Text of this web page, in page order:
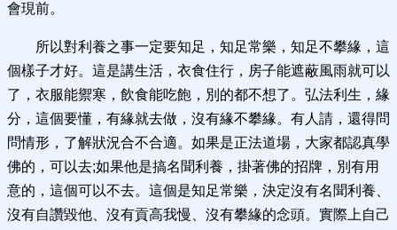
會現前。
所以對利養之事一定要知足，知足常樂，知足不攀緣，這
個樣子才好。這是講生活，衣食住行，房子能遮蔽風雨就可以
了，衣服能禦寒，飲食能吃飽，別的都不想了。弘法利生，緣
分，這個要懂，有緣就去做，沒有緣不攀緣。有人請，還得問
問情形，了解狀況合不合適。如果是正法道場，大家都認真學
佛的，可以去;如果他是搞名聞利養，掛著佛的招牌，別有用
意的，這個可以不去。這個是知足常樂，決定沒有名聞利養、
沒有自讚毀他、沒有貢高我慢、沒有攀緣的念頭。實際上自己